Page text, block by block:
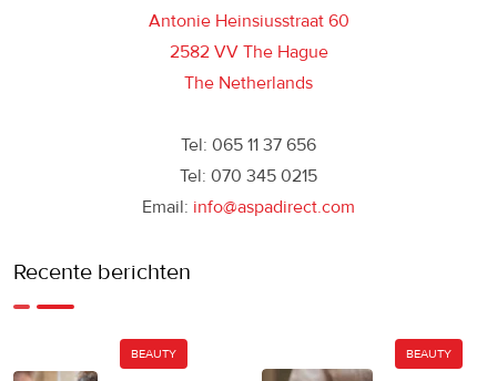
Antonie Heinsiusstraat 60
2582 VV The Hague
The Netherlands
Tel: 065 11 37 656
Tel: 070 345 0215
Email: info@aspadirect.com
Recente berichten
BEAUTY BEAUTY